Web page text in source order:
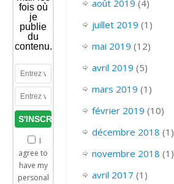
fois où
je
publie
du
contenu.
I
agree to
have my
personal
août 2019 (4)
juillet 2019 (1)
mai 2019 (12)
avril 2019 (5)
mars 2019 (1)
février 2019 (10)
décembre 2018 (1)
novembre 2018 (1)
avril 2017 (1)